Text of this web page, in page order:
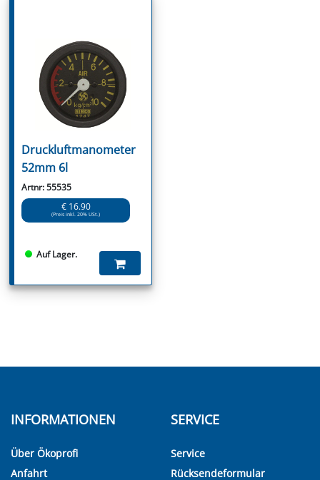
Druckluftmanometer
52mm 6l
Artnr: 55535
€ 16.90
(Preis inkl. 20% USt.)
Auf Lager.
INFORMATIONEN
Über Ökoprofi
Anfahrt
SERVICE
Service
Rücksendeformular